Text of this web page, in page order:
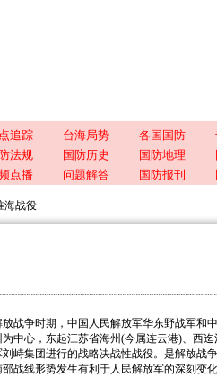
追踪 台海局势 各国国防
法规 国防历史 国防地理
点播 问题解答 国防报刊
海战役
争时期，中国人民解放军华东野战军和中
为中心，东起江苏省海州(今属连云港)、西
刘峙集团进行的战略决战性战役。是解放战
线形势发生有利于人民解放军的深刻变化